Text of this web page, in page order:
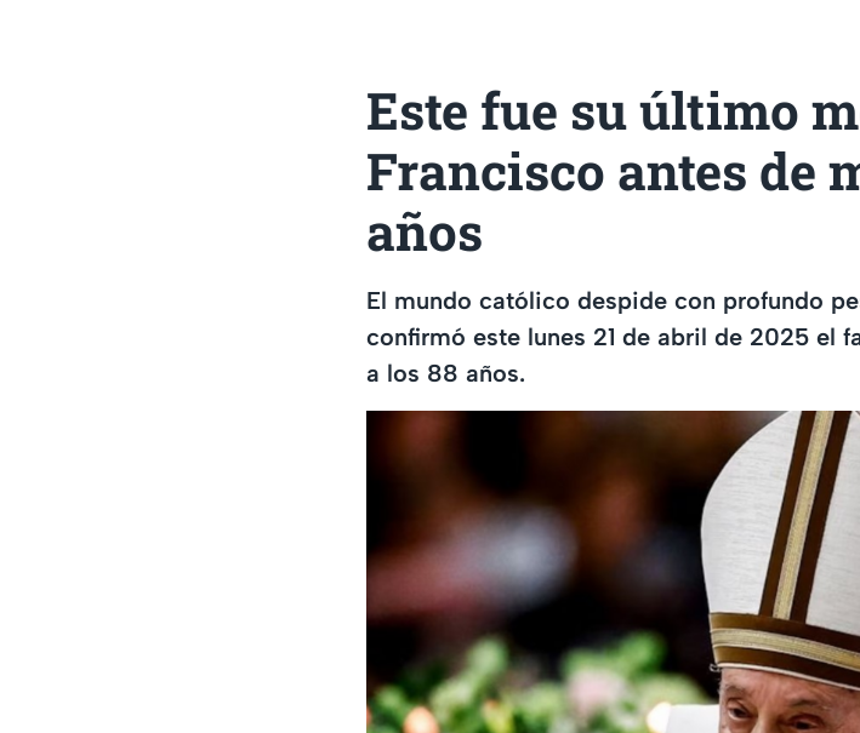
Este fue su último
Francisco antes de
años
El mundo católico despide con profundo
confirmó este lunes 21 de abril de 2025 el
a los 88 años.